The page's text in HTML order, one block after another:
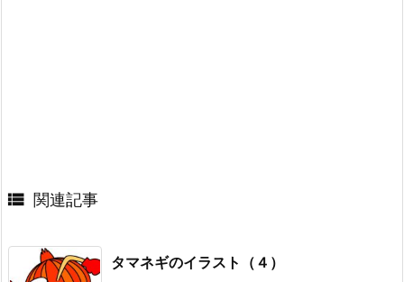
 関連記事
タマネギのイラスト（４）